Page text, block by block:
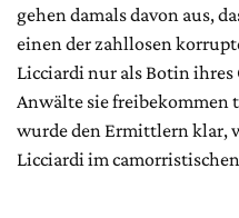
gehen damals davon aus,
einen der zahllosen
Licciardi nur als Botin
Anwälte sie freibekommen
wurde den Ermittlern klar,
Licciardi im